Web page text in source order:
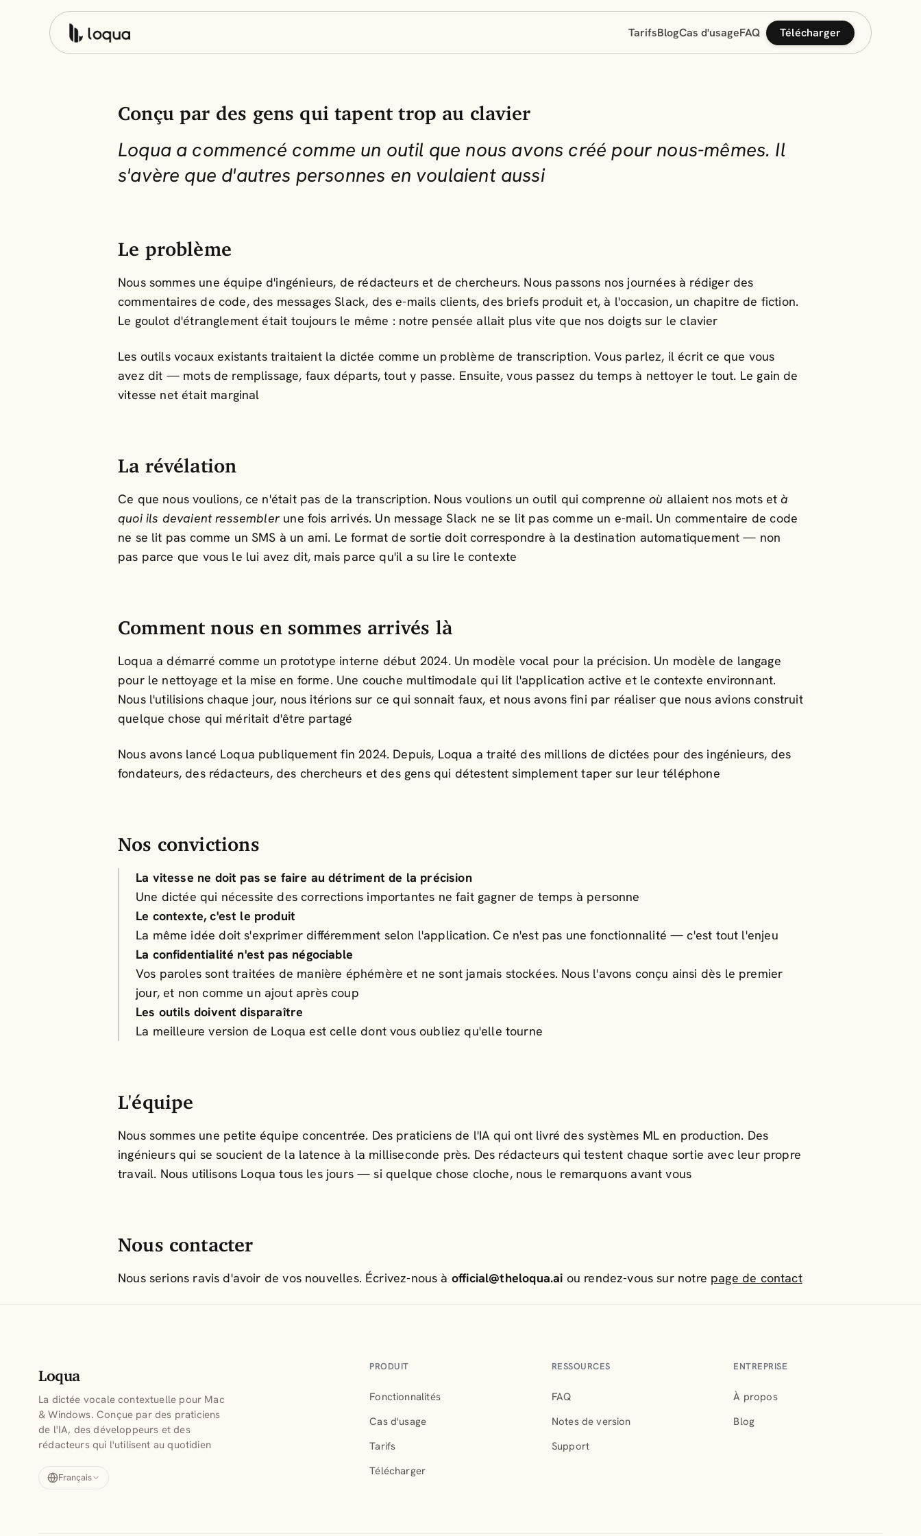
TarifsBlogCas d'usageFAQ Télécharger
Conçu par des gens qui tapent trop au clavier
Loqua a commencé comme un outil que nous avons créé pour nous-mêmes. Il
s'avère que d'autres personnes en voulaient aussi
Le problème
Nous sommes une équipe d'ingénieurs, de rédacteurs et de chercheurs. Nous passons nos journées à rédiger des
commentaires de code, des messages Slack, des e-mails clients, des briefs produit et, à l'occasion, un chapitre de fiction.
Le goulot d'étranglement était toujours le même : notre pensée allait plus vite que nos doigts sur le clavier
Les outils vocaux existants traitaient la dictée comme un problème de transcription. Vous parlez, il écrit ce que vous
avez dit — mots de remplissage, faux départs, tout y passe. Ensuite, vous passez du temps à nettoyer le tout. Le gain de
vitesse net était marginal
La révélation
Ce que nous voulions, ce n'était pas de la transcription. Nous voulions un outil qui comprenneoù allaient nos mots età
quoi ils devaient ressemblerune fois arrivés. Un message Slack ne se lit pas comme un e-mail. Un commentaire de code
ne se lit pas comme un SMS à un ami. Le format de sortie doit correspondre à la destination automatiquement — non
pas parce que vous le lui avez dit, mais parce qu'il a su lire le contexte
Comment nous en sommes arrivés là
Loqua a démarré comme un prototype interne début 2024. Un modèle vocal pour la précision. Un modèle de langage
pour le nettoyage et la mise en forme. Une couche multimodale qui lit l'application active et le contexte environnant.
Nous l'utilisions chaque jour, nous itérions sur ce qui sonnait faux, et nous avons fini par réaliser que nous avions construit
quelque chose qui méritait d'être partagé
Nous avons lancé Loqua publiquement fin 2024. Depuis, Loqua a traité des millions de dictées pour des ingénieurs, des
fondateurs, des rédacteurs, des chercheurs et des gens qui détestent simplement taper sur leur téléphone
Nos convictions
La vitesse ne doit pas se faire au détriment de la précision
Une dictée qui nécessite des corrections importantes ne fait gagner de temps à personne
Le contexte, c'est le produit
La même idée doit s'exprimer différemment selon l'application. Ce n'est pas une fonctionnalité — c'est tout l'enjeu
La confidentialité n'est pas négociable
Vos paroles sont traitées de manière éphémère et ne sont jamais stockées. Nous l'avons conçu ainsi dès le premier
jour, et non comme un ajout après coup
Les outils doivent disparaître
La meilleure version de Loqua est celle dont vous oubliez qu'elle tourne
L'équipe
Nous sommes une petite équipe concentrée. Des praticiens de l'IA qui ont livré des systèmes ML en production. Des
ingénieurs qui se soucient de la latence à la milliseconde près. Des rédacteurs qui testent chaque sortie avec leur propre
travail. Nous utilisons Loqua tous les jours — si quelque chose cloche, nous le remarquons avant vous
Nous contacter
Nous serions ravis d'avoir de vos nouvelles. Écrivez-nous à official@theloqua.ai ou rendez-vous sur notre page de contact
Loqua
La dictée vocale contextuelle pour Mac
& Windows. Conçue par des praticiens
de l'IA, des développeurs et des
rédacteurs qui l'utilisent au quotidien
Français
PRODUIT
Fonctionnalités
Cas d'usage
Tarifs
Télécharger
RESSOURCES
FAQ
Notes de version
Support
ENTREPRISE
À propos
Blog